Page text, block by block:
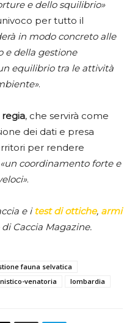
e dello squilibrio»
per tutto il
in modo concreto alle
e della gestione
equilibrio tra le attività
.
, che servirà come
dei dati e presa
per rendere
«un coordinamento forte e
.
e i test di ottiche, armi
Caccia Magazine.
fauna selvatica
venatoria lombardia